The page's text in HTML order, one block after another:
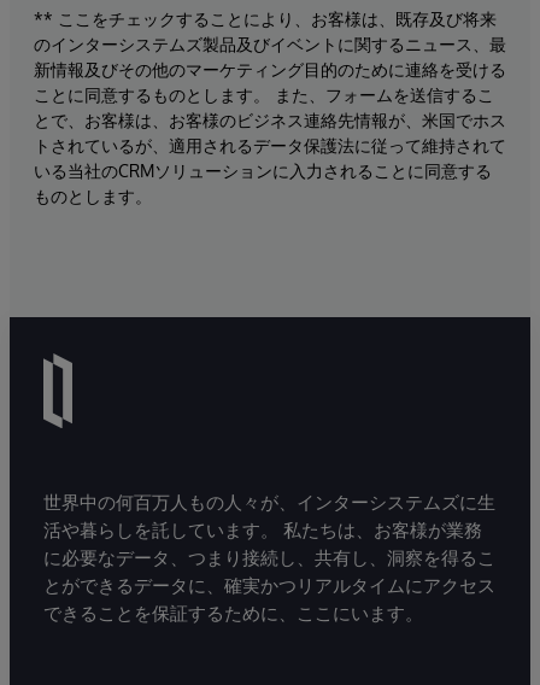
** ここをチェックすることにより、お客様は、既存及び将来
のインターシステムズ製品及びイベントに関するニュース、最
新情報及びその他のマーケティング目的のために連絡を受ける
ことに同意するものとします。 また、フォームを送信するこ
とで、お客様は、お客様のビジネス連絡先情報が、米国でホス
トされているが、適用されるデータ保護法に従って維持されて
いる当社のCRMソリューションに入力されることに同意する
ものとします。
世界中の何百万人もの人々が、インターシステムズに生
活や暮らしを託しています。 私たちは、お客様が業務
に必要なデータ、つまり接続し、共有し、洞察を得るこ
とができるデータに、確実かつリアルタイムにアクセス
できることを保証するために、ここにいます。